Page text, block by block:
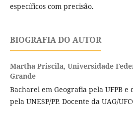
específicos com precisão.
BIOGRAFIA DO AUTOR
Martha Priscila, Universidade
Grande
Bacharel em Geografia pela UFPB
pela UNESP/PP. Docente da UAG/